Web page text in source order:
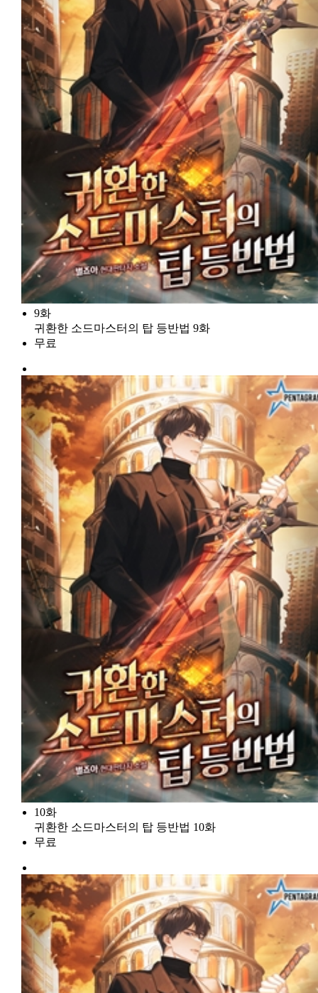
9화
귀환한 소드마스터의 탑 등반법 9화
무료
10화
귀환한 소드마스터의 탑 등반법 10화
무료